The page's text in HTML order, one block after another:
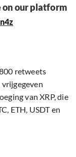
our platform
retweets
van XRP, die
ETH, USDT en